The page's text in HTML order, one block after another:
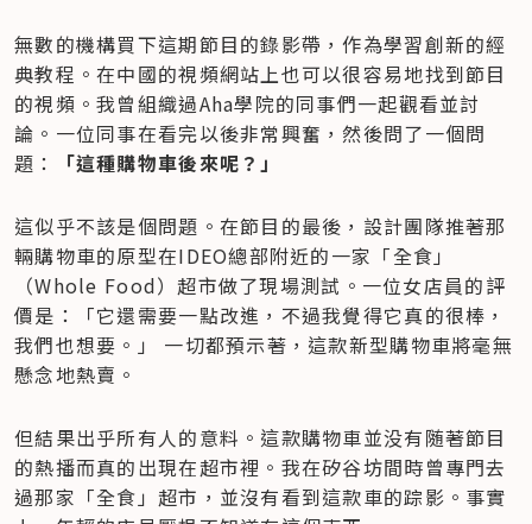
無數的機構買下這期節目的錄影帶，作為學習創新的經
典教程。在中國的視頻網站上也可以很容易地找到節目
的視頻。我曾組織過Aha學院的同事們一起觀看並討
論。一位同事在看完以後非常興奮，然後問了一個問
題：
「這種購物車後來呢？」
這似乎不該是個問題。在節目的最後，設計團隊推著那
輛購物車的原型在IDEO總部附近的一家「全食」
（Whole Food）超市做了現場測試。一位女店員的評
價是：「它還需要一點改進，不過我覺得它真的很棒，
我們也想要。」 一切都預示著，這款新型購物車將毫無
懸念地熱賣。
但結果出乎所有人的意料。這款購物車並没有随著節目
的熱播而真的出現在超市裡。我在矽谷坊間時曾專門去
過那家「全食」超市，並沒有看到這款車的踪影。事實